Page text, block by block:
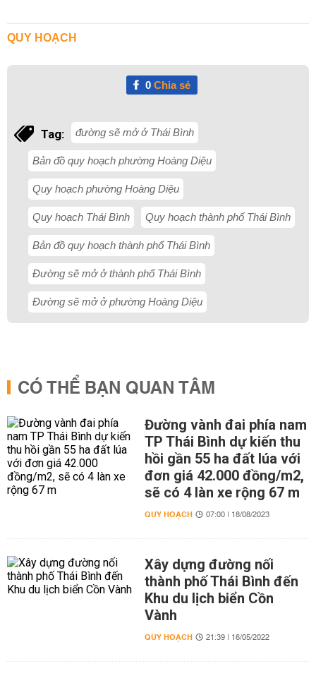
QUY HOẠCH
0Chia sẻ
Tag: đường sẽ mở ở Thái Bình
Bản đồ quy hoạch phường Hoàng Diệu
Quy hoạch phường Hoàng Diệu
Quy hoạch Thái Bình Quy hoạch thành phố Thái Bình
Bản đồ quy hoạch thành phố Thái Bình
Đường sẽ mở ở thành phố Thái Bình
Đường sẽ mở ở phường Hoàng Diệu
CÓ THỂ BẠN QUAN TÂM
Đường vành đai phía nam
TP Thái Bình dự kiến thu
hồi gần 55 ha đất lúa với
đơn giá 42.000 đồng/m2,
sẽ có 4 làn xe rộng 67 m
QUY HOẠCH 07:00 | 18/08/2023
Xây dựng đường nối
thành phố Thái Bình đến
Khu du lịch biển Cồn
Vành
QUY HOẠCH 21:39 | 16/05/2022